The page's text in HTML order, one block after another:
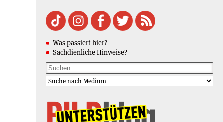
Was passiert hier?
Sachdienliche Hinweise?